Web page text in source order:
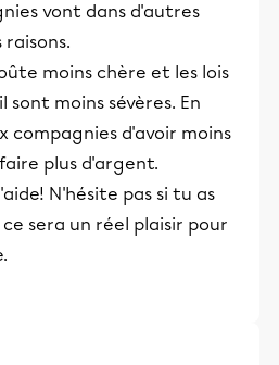
vont dans d'autres
raisons.
moins chère et les lois
moins sévères. En
compagnies d'avoir moins
plus d'argent.
N'hésite pas si tu as
sera un réel plaisir pour